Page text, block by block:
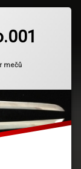
mečů